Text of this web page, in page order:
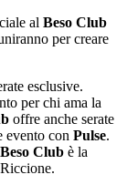
al Beso Club
per creare
esclusive.
per chi ama la
offre anche serate
evento con Pulse.
Beso Club è la